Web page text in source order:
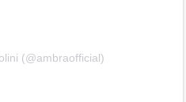
(@ambraofficial)